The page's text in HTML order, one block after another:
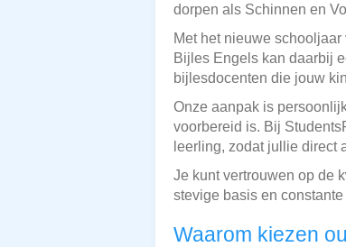
dorpen als Schinnen en
Met het nieuwe
Bijles Engels kan daarbij
bijlesdocenten die jouw
Onze aanpak is
voorbereid is. Bij
leerling, zodat jullie direct
Je kunt vertrouwen op de
stevige basis en
Waarom kiezen